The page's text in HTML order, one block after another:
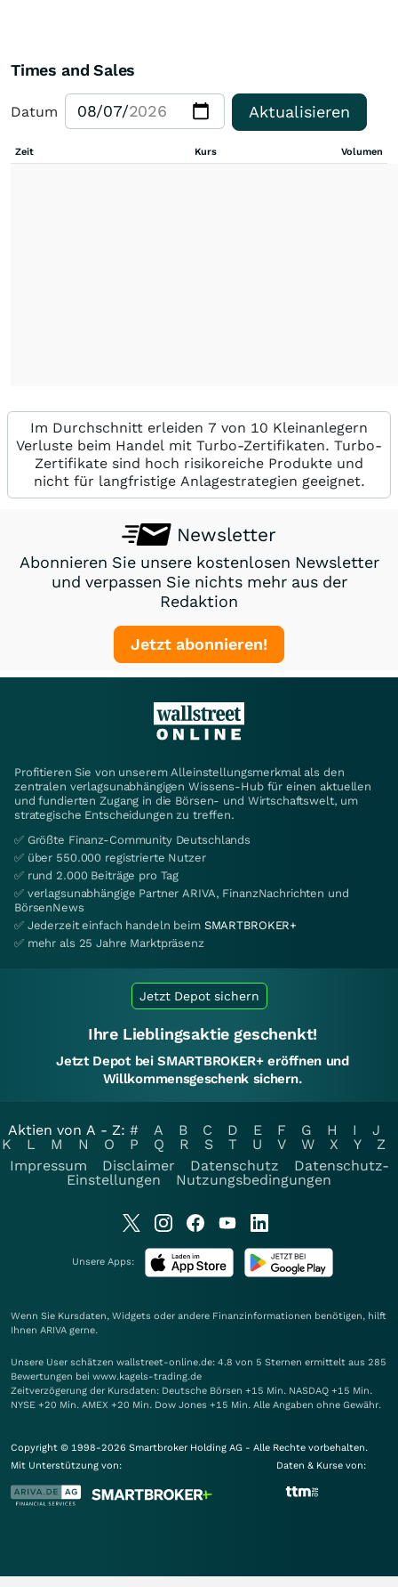
Times and Sales
Datum Aktualisieren
Zeit Kurs Volumen
Im Durchschnitt erleiden 7 von 10 Kleinanlegern
Verluste beim Handel mit Turbo-Zertifikaten. Turbo-
Zertifikate sind hoch risikoreiche Produkte und
nicht für langfristige Anlagestrategien geeignet.
Newsletter
Abonnieren Sie unsere kostenlosen Newsletter
und verpassen Sie nichts mehr aus der
Redaktion
Jetzt abonnieren!
Profitieren Sie von unserem Alleinstellungsmerkmal als den
zentralen verlagsunabhängigen Wissens-Hub für einen aktuellen
und fundierten Zugang in die Börsen- und Wirtschaftswelt, um
strategische Entscheidungen zu treffen.
✅ Größte Finanz-Community Deutschlands
✅ über 550.000 registrierte Nutzer
✅ rund 2.000 Beiträge pro Tag
✅ verlagsunabhängige Partner ARIVA, FinanzNachrichten und
BörsenNews
✅ Jederzeit einfach handeln beim SMARTBROKER+
✅ mehr als 25 Jahre Marktpräsenz
Jetzt Depot sichern
Ihre Lieblingsaktie geschenkt!
Jetzt Depot bei SMARTBROKER+ eröffnen und
Willkommensgeschenk sichern.
Aktien von A - Z: # A B C D E F G H I
J
K
L M N O P Q R S T U V W X Y
Z
Impressum
Disclaimer Datenschutz
Datenschutz-
Einstellungen
Nutzungsbedingungen
Unsere Apps:
Wenn Sie Kursdaten, Widgets oder andere Finanzinformationen benötigen, hilft
Ihnen ARIVA gerne.
Unsere User schätzen wallstreet-online.de: 4.8 von 5 Sternen ermittelt aus 285
Bewertungen bei www.kagels-trading.de
Zeitverzögerung der Kursdaten: Deutsche Börsen +15 Min. NASDAQ +15 Min.
NYSE +20 Min. AMEX +20 Min. Dow Jones +15 Min. Alle Angaben ohne Gewähr.
Copyright © 1998-2026 Smartbroker Holding AG - Alle Rechte vorbehalten.
Mit Unterstützung von:
Daten & Kurse von: